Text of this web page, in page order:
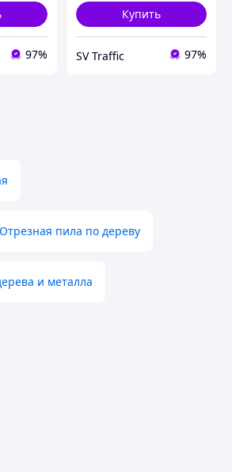
97%
Купить
SV Traffic 97%
Отрезная пила по дереву
и металла